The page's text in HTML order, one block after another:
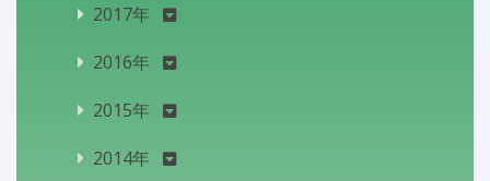
2017年
2016年
2015年
2014年